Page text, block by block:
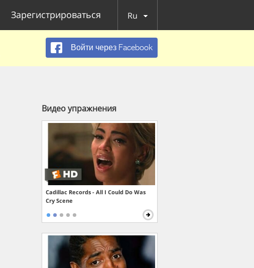
Зарегистрироваться Ru
Войти через Facebook
Видео упражнения
Cadillac Records - All I Could Do Was
Cry Scene